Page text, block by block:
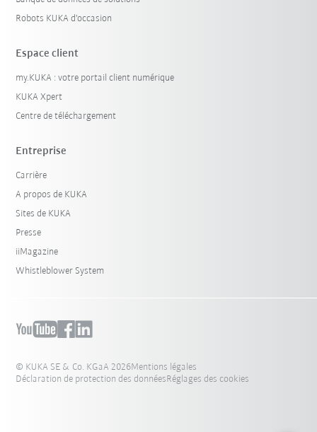
Robots KUKA d'occasion
Espace client
my.KUKA : votre portail client numérique
KUKA Xpert
Centre de téléchargement
Entreprise
Carrière
A propos de KUKA
Sites de KUKA
Presse
iiMagazine
Whistleblower System
© KUKA SE & Co. KGaA 2026Mentions légales
Déclaration de protection des donnéesRéglages des cookies